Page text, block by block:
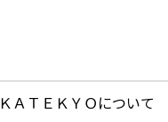
ＫＡＴＥＫＹＯについて